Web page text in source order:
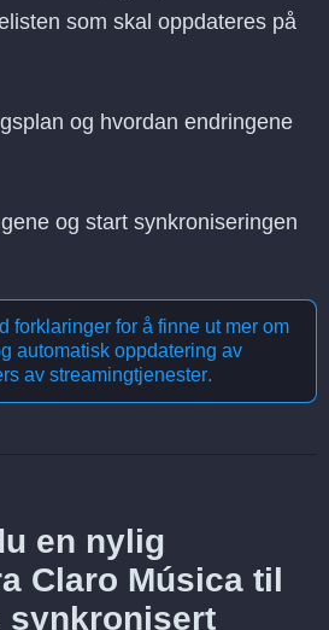
som skal oppdateres på
og hvordan endringene
og start synkroniseringen
forklaringer for å finne ut mer om
automatisk oppdatering av
av streamingtjenester.
en nylig
Claro Música til
synkronisert